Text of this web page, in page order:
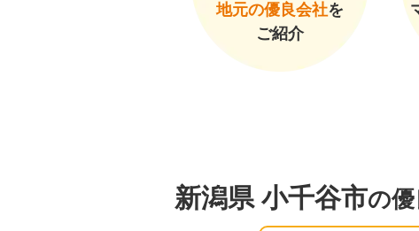
地元の優良会社を
ご紹介
新潟県 小千谷市の